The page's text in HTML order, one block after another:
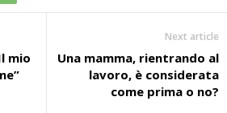
mio
Next article
Una mamma, rientrando al
lavoro, è considerata
come prima o no?